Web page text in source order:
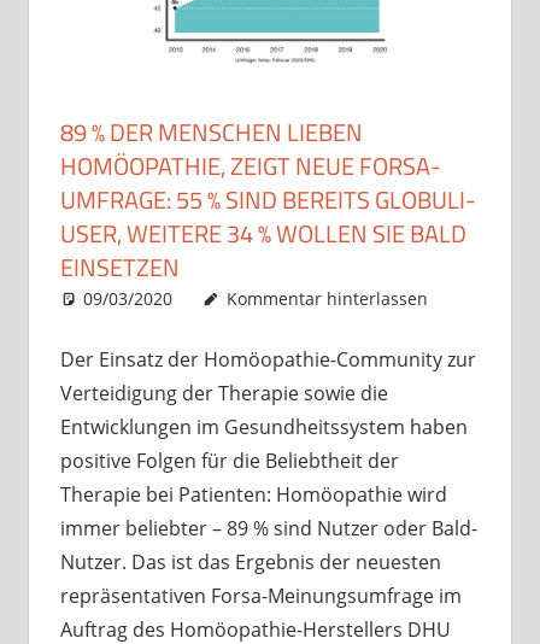
89 % DER MENSCHEN LIEBEN
HOMÖOPATHIE, ZEIGT NEUE FORSA-
UMFRAGE: 55 % SIND BEREITS GLOBULI-
USER, WEITERE 34 % WOLLEN SIE BALD
EINSETZEN
09/03/2020 Christian J. Becker
Allgemein
Kommentar hinterlassen
Der Einsatz der Homöopathie-Community zur
Verteidigung der Therapie sowie die
Entwicklungen im Gesundheitssystem haben
positive Folgen für die Beliebtheit der
Therapie bei Patienten: Homöopathie wird
immer beliebter – 89 % sind Nutzer oder Bald-
Nutzer. Das ist das Ergebnis der neuesten
repräsentativen Forsa-Meinungsumfrage im
Auftrag des Homöopathie-Herstellers DHU